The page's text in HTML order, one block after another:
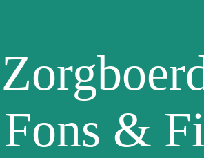
Fons &